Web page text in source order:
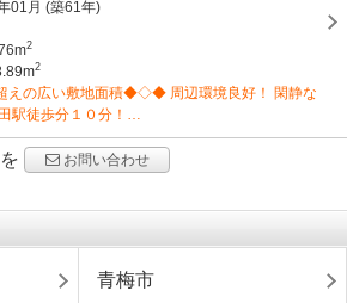
01月 (築61年)
2
2
の広い敷地面積◆◇◆ 周辺環境良好！ 閑静な
駅徒歩分１０分！…
お問い合わせ
青梅市